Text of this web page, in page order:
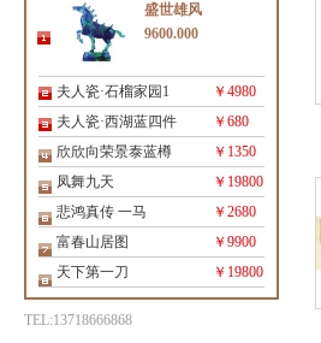
盛世雄风
9600.000
夫人瓷·石榴家园1
￥4980
夫人瓷·西湖蓝四件
￥680
欣欣向荣景泰蓝樽
￥1350
凤舞九天
￥19800
悲鸿真传 一马
￥2680
富春山居图
￥9900
天下第一刀
￥19800
TEL:13718666868